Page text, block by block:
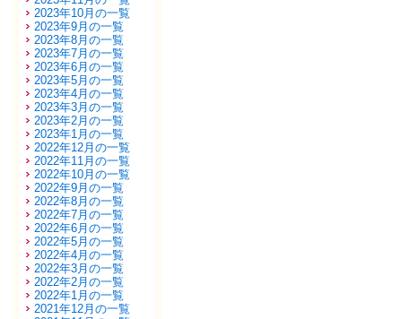
2023年10月の一覧
2023年9月の一覧
2023年8月の一覧
2023年7月の一覧
2023年6月の一覧
2023年5月の一覧
2023年4月の一覧
2023年3月の一覧
2023年2月の一覧
2023年1月の一覧
2022年12月の一覧
2022年11月の一覧
2022年10月の一覧
2022年9月の一覧
2022年8月の一覧
2022年7月の一覧
2022年6月の一覧
2022年5月の一覧
2022年4月の一覧
2022年3月の一覧
2022年2月の一覧
2022年1月の一覧
2021年12月の一覧